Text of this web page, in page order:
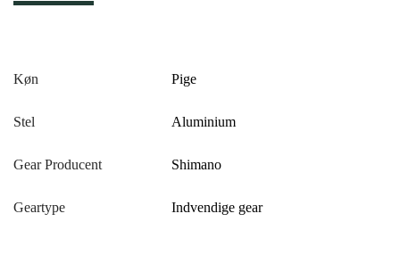
Køn Pige
Stel Aluminium
Gear Producent Shimano
Geartype Indvendige gear